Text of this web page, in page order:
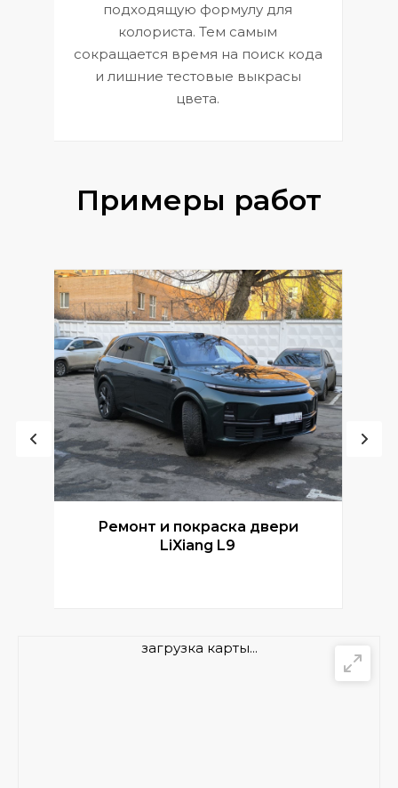
подходящую формулу для
колориста. Тем самым
сокращается время на поиск кода
и лишние тестовые выкрасы
цвета.
Примеры работ
Ремонт и покраска двери
LiXiang L9
загрузка карты...